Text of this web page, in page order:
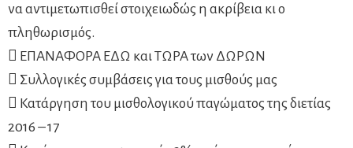
να αντιμετωπισθεί στοιχειωδώς η ακρίβεια κι ο
πληθωρισμός.
 ΕΠΑΝΑΦΟΡΑ ΕΔΩ και ΤΩΡΑ των ΔΩΡΩΝ
 Συλλογικές συμβάσεις για τους μισθούς μας
 Κατάργηση του μισθολογικού παγώματος της διετίας
2016 – 17